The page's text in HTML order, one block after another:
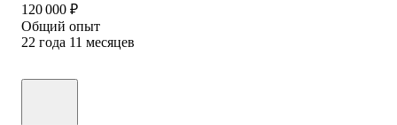
120 000 ₽
Общий опыт
22 года 11 месяцев